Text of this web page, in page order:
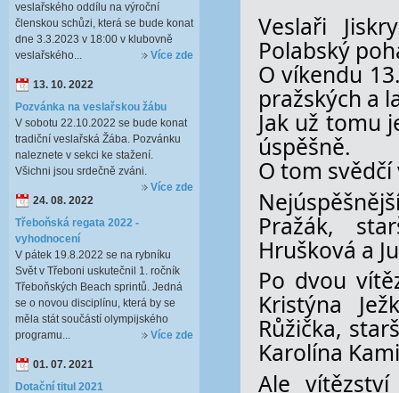
Veslaři
Polabský
O víkendu
pražských a
Jak už tomu
úspěšně.
O tom
Pražák,
Hrušková a
Po dvou
Kristýna
Růžička,
Karolína
Ale
veslařského oddílu na výroční
členskou schůzi, která se bude konat
dne 3.3.2023 v 18:00 v klubovně
veslařského...
Více zde
13. 10. 2022
Pozvánka na veslařskou žábu
V sobotu 22.10.2022 se bude konat
tradiční veslařská Žába. Pozvánku
naleznete v sekci ke stažení.
Všichni jsou srdečně zváni.
Více zde
24. 08. 2022
Třeboňská regata 2022 -
vyhodnocení
V pátek 19.8.2022 se na rybníku
Svět v Třeboni uskutečnil 1. ročník
Třeboňských Beach sprintů. Jedná
se o novou disciplínu, která by se
měla stát součástí olympijského
programu...
Více zde
01. 07. 2021
Dotační titul 2021